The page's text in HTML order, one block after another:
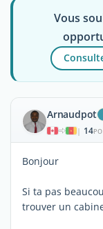
Vous
Arnaudpot
| 14
Bonjour
Si ta pas
trouver un